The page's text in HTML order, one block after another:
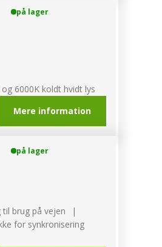
på lager
og 6000K koldt hvidt lys
Mere information
på lager
brug på vejen
for synkronisering